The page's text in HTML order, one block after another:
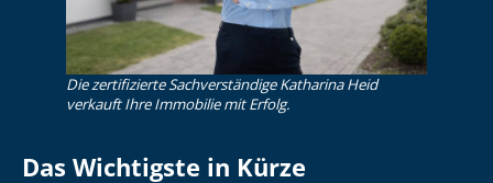
Die zertifizierte Sachverständige Katharina Heid
verkauft Ihre Immobilie mit Erfolg.
Das Wichtigste in Kürze